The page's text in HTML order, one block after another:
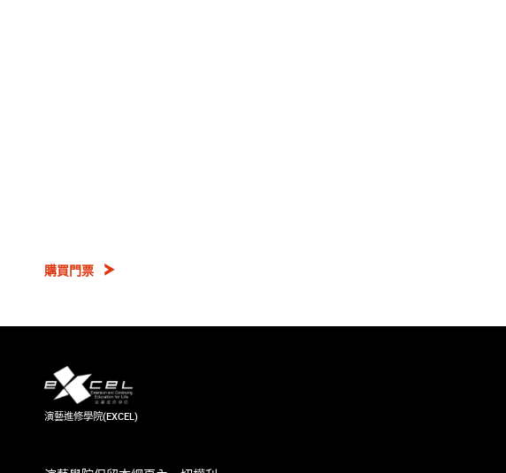
購買門票
演藝進修學院(EXCEL)